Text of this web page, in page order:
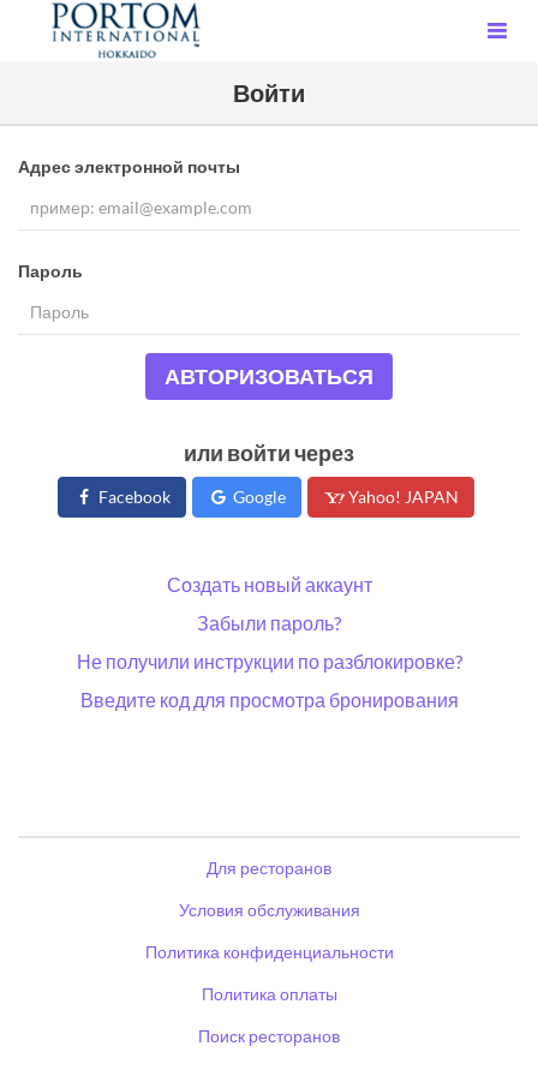
Войти
Адрес электронной почты
Пароль
АВТОРИЗОВАТЬСЯ
или войти через
Facebook Google Yahoo! JAPAN
Создать новый аккаунт
Забыли пароль?
Не получили инструкции по разблокировке?
Введите код для просмотра бронирования
Для ресторанов
Условия обслуживания
Политика конфиденциальности
Политика оплаты
Поиск ресторанов